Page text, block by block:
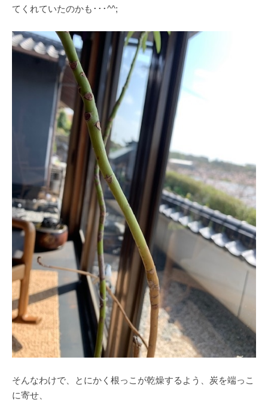
てくれていたのかも･･･^^;
そんなわけで、とにかく根っこが乾燥するよう、炭を端っこ
に寄せ、